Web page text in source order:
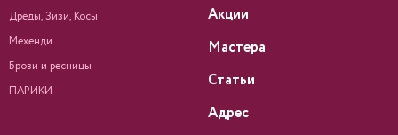
Дреды, Зизи, Косы
Мехенди
Брови и ресницы
ПАРИКИ
Акции
Мастера
Статьи
Адрес